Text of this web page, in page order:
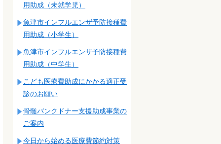
用助成（未就学児）
魚津市インフルエンザ予防接種費
用助成（小学生）
魚津市インフルエンザ予防接種費
用助成（中学生）
こども医療費助成にかかる適正受
診のお願い
骨髄バンクドナー支援助成事業の
ご案内
今日から始める医療費節約対策